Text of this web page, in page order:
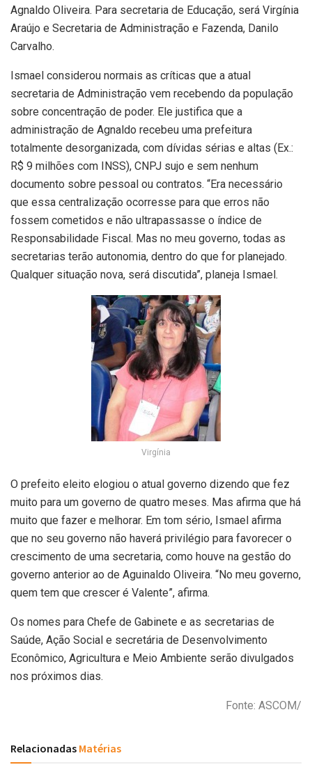
Agnaldo Oliveira. Para secretaria de Educação, será Virgínia
Araújo e Secretaria de Administração e Fazenda, Danilo
Carvalho.
Ismael considerou normais as críticas que a atual
secretaria de Administração vem recebendo da população
sobre concentração de poder. Ele justifica que a
administração de Agnaldo recebeu uma prefeitura
totalmente desorganizada, com dívidas sérias e altas (Ex.:
R$ 9 milhões com INSS), CNPJ sujo e sem nenhum
documento sobre pessoal ou contratos. “Era necessário
que essa centralização ocorresse para que erros não
fossem cometidos e não ultrapassasse o índice de
Responsabilidade Fiscal. Mas no meu governo, todas as
secretarias terão autonomia, dentro do que for planejado.
Qualquer situação nova, será discutida”, planeja Ismael.
Virgínia
O prefeito eleito elogiou o atual governo dizendo que fez
muito para um governo de quatro meses. Mas afirma que há
muito que fazer e melhorar. Em tom sério, Ismael afirma
que no seu governo não haverá privilégio para favorecer o
crescimento de uma secretaria, como houve na gestão do
governo anterior ao de Aguinaldo Oliveira. “No meu governo,
quem tem que crescer é Valente”, afirma.
Os nomes para Chefe de Gabinete e as secretarias de
Saúde, Ação Social e secretária de Desenvolvimento
Econômico, Agricultura e Meio Ambiente serão divulgados
nos próximos dias.
Fonte: ASCOM/
Relacionadas Matérias